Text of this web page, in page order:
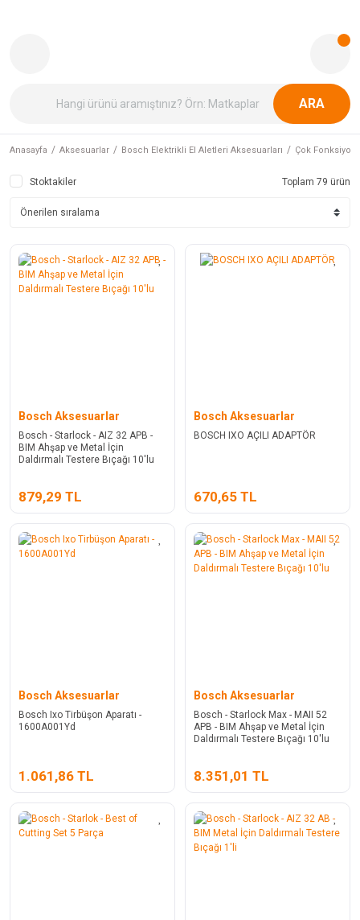
ARA
Anasayfa Aksesuarlar Bosch Elektrikli El Aletleri Aksesuarları Çok
Stoktakiler Toplam 79 ürün
Bosch Aksesuarlar
Bosch - Starlock - AIZ 32 APB -
BIM Ahşap ve Metal İçin
Daldırmalı Testere Bıçağı 10'lu
879,29 TL
Bosch Aksesuarlar
BOSCH IXO AÇILI ADAPTÖR
670,65 TL
Bosch Aksesuarlar
Bosch Ixo Tirbüşon Aparatı -
1600A001Yd
1.061,86 TL
Bosch Aksesuarlar
Bosch - Starlock Max - MAII 52
APB - BIM Ahşap ve Metal İçin
Daldırmalı Testere Bıçağı 10'lu
8.351,01 TL